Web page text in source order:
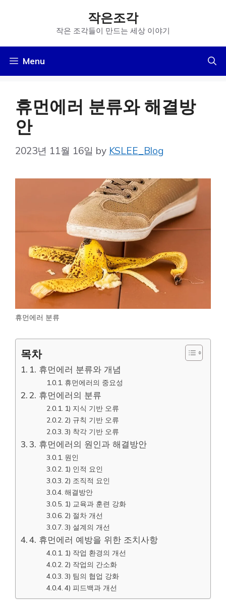
작은조각
작은 조각들이 만드는 세상 이야기
Menu
휴먼에러 분류와 해결방
안
2023년 11월 16일 by KSLEE_Blog
휴먼에러 분류
목차
1. 휴먼에러 분류와 개념
휴먼에러의 중요성
2. 휴먼에러의 분류
1) 지식 기반 오류
2) 규칙 기반 오류
3) 착각 기반 오류
3. 휴먼에러의 원인과 해결방안
원인
1) 인적 요인
2) 조직적 요인
해결방안
1) 교육과 훈련 강화
2) 절차 개선
3) 설계의 개선
4. 휴먼에러 예방을 위한 조치사항
1) 작업 환경의 개선
2) 작업의 간소화
3) 팀의 협업 강화
4) 피드백과 개선